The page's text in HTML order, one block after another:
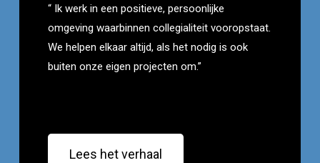
“ Ik werk in een positieve, persoonlijke
omgeving waarbinnen collegialiteit vooropstaat.
We helpen elkaar altijd, als het nodig is ook
buiten onze eigen projecten om.”
Lees het verhaal